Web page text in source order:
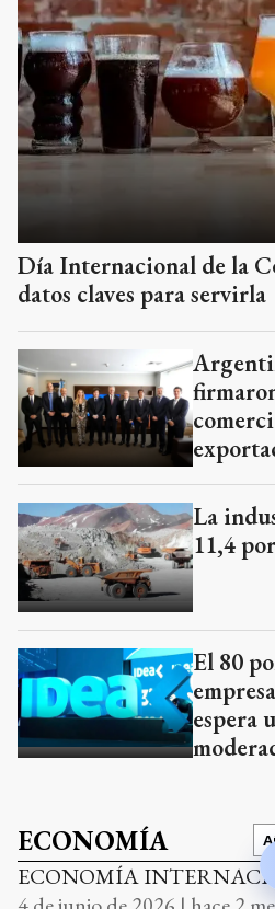
Día Internacional de la
datos claves para servirla
La
11,4
El 80
espera
ECONOMÍA
ECONOMÍA